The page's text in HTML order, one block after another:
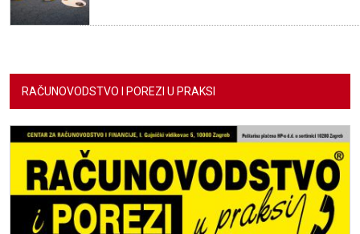
RAČUNOVODSTVO I POREZI U PRAKSI